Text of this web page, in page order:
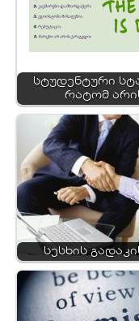
სტუდენტური
რატომ
სესხის